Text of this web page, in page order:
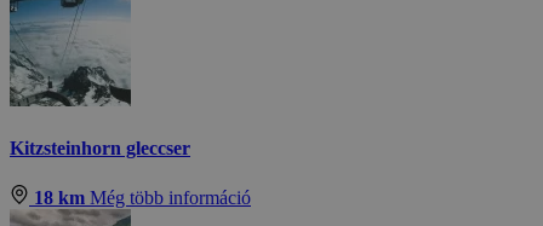
Kitzsteinhorn gleccser
18 km Még több információ